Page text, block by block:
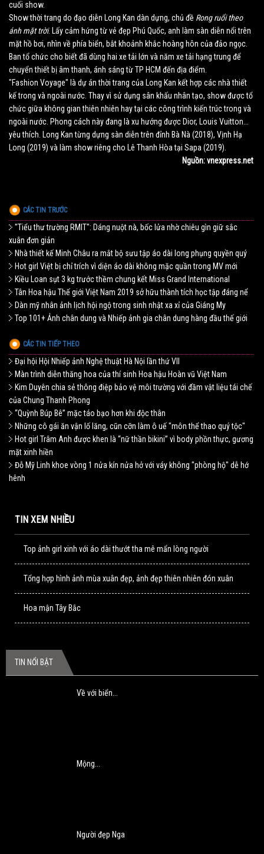
cuối show.
Show thời trang do đạo diễn Long Kan dàn dựng, chủ đề Rong ruổi theo
ánh mặt trời. Lấy cảm hứng từ vẻ đẹp Phú Quốc, anh làm sàn diễn nổi trên
mặt hồ bơi, nhìn về phía biển, bắt khoảnh khắc hoàng hôn của đảo ngọc.
Ban tổ chức cho biết đã dùng hai xe tải lớn và năm xe tải hạng trung để
chuyển thiết bị âm thanh, ánh sáng từ TP HCM đến địa điểm.
"Fashion Voyage" là dự án thời trang của Long Kan kết hợp các nhà thiết
kế trong và ngoài nước. Thay vì sử dụng sân khấu nhân tạo, show được tổ
chức giữa không gian thiên nhiên hay tại các công trình kiến trúc trong và
ngoài nước. Phong cách này đang là xu hướng được Dior, Louis Vuitton...
yêu thích. Long Kan từng dựng sàn diễn trên đỉnh Bà Nà (2018), Vịnh Hạ
Long (2019) và làm show riêng cho Lê Thanh Hòa tại Sapa (2019).
Nguồn: vnexpress.net
CÁC TIN TRƯỚC
"Tiểu thư trường RMIT": Dáng nuột nà, bốc lửa nhờ chiêu gìn giữ sắc
xuân đơn giản
Nhà thiết kế Minh Châu ra mắt bộ sưu tập áo dài long phụng quyền quý
Hot girl Việt bị chỉ trích vì diện áo dài không mặc quần trong MV mới
Kiều Loan sụt 3 kg trước thềm chung kết Miss Grand International
Tân Hoa hậu Thế giới Việt Nam 2019 sở hữu thành tích học tập đáng nể
Dàn mỹ nhân ảnh lịch hội ngộ trong sinh nhật xa xỉ của Giáng My
Top 101+ Ảnh chân dung và Nhiếp ảnh gia chân dung hàng đầu thế giới
CÁC TIN TIẾP THEO
Đại hội Hội Nhiếp ảnh Nghệ thuật Hà Nội lần thứ VII
Màn trình diễn thăng hoa của thí sinh Hoa hậu Hoàn vũ Việt Nam
Kim Duyên chia sẻ thông điệp bảo vệ môi trường với đầm vật liệu tái chế
của Chung Thanh Phong
“Quỳnh Búp Bê” mặc táo bạo hơn khi độc thân
Những cô gái ăn vận lố lăng, cũn cỡn làm ô uế "môn thể thao quý tộc"
Hot girl Trâm Anh được khen là “nữ thần bikini” vì body phồn thực, gương
mặt xinh hiền
Đỗ Mỹ Linh khoe vòng 1 nửa kín nửa hở với váy không "phòng hộ" dễ hớ
hênh
TIN XEM NHIỀU
Top ảnh girl xinh với áo dài thướt tha mê mẩn lòng người
Tổng hợp hình ảnh mùa xuân đẹp, ảnh đẹp thiên nhiên đón xuân
Hoa mận Tây Bắc
TIN NỔI BẬT
Về với biển...
Mộng...
Người đẹp Nga